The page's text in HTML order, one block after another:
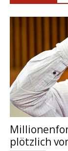
plötzlich